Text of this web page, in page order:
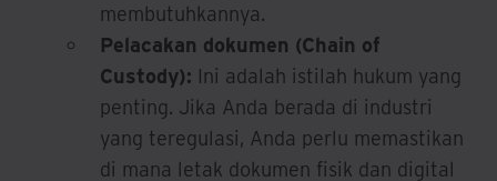
membutuhkannya.
Pelacakan dokumen (Chain of
Custody): Ini adalah istilah hukum yang
penting. Jika Anda berada di industri
yang teregulasi, Anda perlu memastikan
di mana letak dokumen fisik dan digital